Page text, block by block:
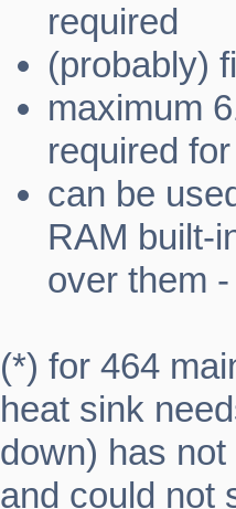
required
(probably)
maximum
required
can be
RAM built-
over them
(*) for 464
heat sink
down) has
and could not